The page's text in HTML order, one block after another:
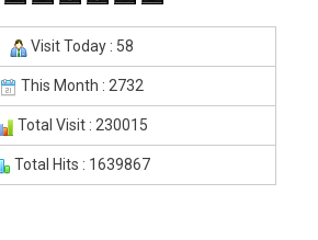
Visit Today : 58
This Month : 2732
Total Visit : 230015
Total Hits : 1639867